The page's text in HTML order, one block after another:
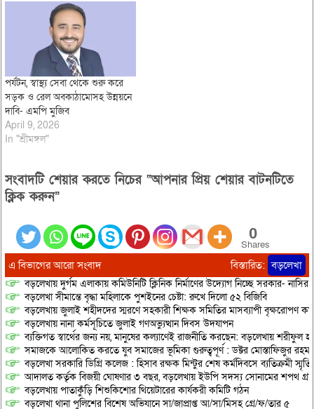
পর্যটন, স্বাস্থ্য সেবা থেকে শুরু করে
সড়ক ও রেল অবকাঠামোসহ উন্নয়নে
দাবি- এমপি মুজিব
April 9, 2026
In "শ্রীমঙ্গল"
সংবাদটি শেয়ার করতে নিচের “আপনার প্রিয় শেয়ার বাটনটিতে
ক্লিক করুন”
0
Shares
এ বিভাগের আরো সংবাদ বিস্তারিত: বড়লেখা
বড়লেখায় দুর্গম এলাকায় কমিউনিটি ক্লিনিক নির্মাণের উদ্যোগ নিচ্ছে সরকার-
বড়লেখা সীমান্তে বৃদ্ধা মহিলাকে পুশইনের চেষ্টা: রুখে দিলো ৫২ বিজিবি
বড়লেখায় জুলাই শহীদদের স্মরণে সহকারী শিক্ষক সমিতির মাসব্যাপী বৃক্ষরোপণ
বড়লেখায় নানা কর্মসূচিতে জুলাই গণঅভ্যুত্থান দিবস উদযাপন
ব্যক্তিগত স্বার্থের জন্য নয়, মানুষের কল্যাণেই রাজনীতি করছেন: বড়লেখায় শরীফুল
সমাজকে আলোকিত করতে যুব সমাজের ভূমিকা গুরুত্বপূর্ণ : ডক্টর মোস্তাফিজুর
বড়লেখা সরকারি ডিগ্রি কলেজ : হিসাব রক্ষক মিন্টুর শেষ কর্মদিবসে ব্যতিক্রমী
আদালত কর্তৃক বিজয়ী ঘোষণার ৩ বছর, বড়লেখায় ইউপি সদস্য সোনামের শপথ
বড়লেখায় পাতাকুঁড়ি শিশুকিশোর থিয়েটারের কার্যকরী কমিটি গঠন
বড়লেখা থানা পুলিশের বিশেষ অভিযানে সা/জাপ্রাপ্ত আ/সা/মিসহ গ্রে/ফ/তার ৫